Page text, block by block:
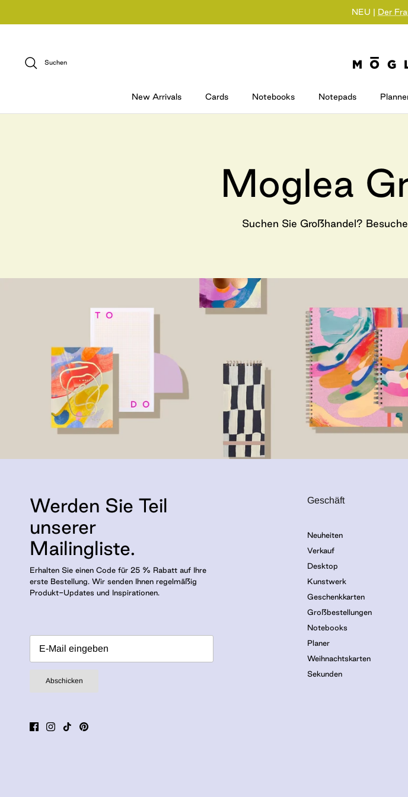
NEU | Der
Suchen
New Arrivals Cards Notebooks Notepads
Moglea
Suchen Sie Großhandel?
Werden Sie Teil
unserer
Mailingliste.
Erhalten Sie einen Code für 25 % Rabatt auf Ihre
erste Bestellung. Wir senden Ihnen regelmäßig
Produkt-Updates und Inspirationen.
Abschicken
Geschäft
Neuheiten
Verkauf
Desktop
Kunstwerk
Geschenkkarten
Großbestellungen
Notebooks
Planer
Weihnachtskarten
Sekunden